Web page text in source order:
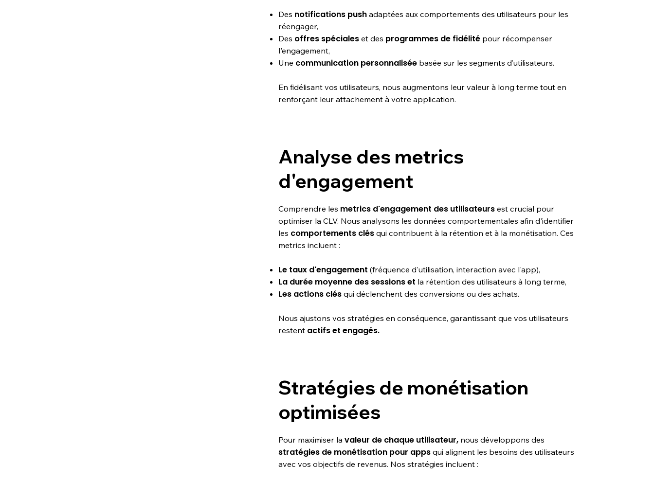
Des notifications push adaptées aux comportements des utilisateurs pour les
réengager,
Des offres spécialeset des programmes de fidélitépour récompenser
l'engagement,
Une communication personnaliséebasée sur les segments d’utilisateurs.
En fidélisant vos utilisateurs, nous augmentons leur valeur à long terme tout en
renforçant leur attachement à votre application.
Analyse des metrics
d'engagement
Comprendre les metrics d'engagement des utilisateursest crucial pour
optimiser la CLV. Nous analysons les données comportementales afin d'identifier
les comportements clés qui contribuent à la rétention et à la monétisation. Ces
metrics incluent :
Le taux d'engagement (fréquence d'utilisation, interaction avec l'app),
La durée moyenne des sessions et la rétention des utilisateurs à long terme,
Les actions clésqui déclenchent des conversions ou des achats.
Nous ajustons vos stratégies en conséquence, garantissant que vos utilisateurs
restentactifs et engagés.
Stratégies de monétisation
optimisées
Pour maximiser la valeur de chaque utilisateur,nous développons des
stratégies de monétisation pour appsqui alignent les besoins des utilisateurs
avec vos objectifs de revenus. Nos stratégies incluent :